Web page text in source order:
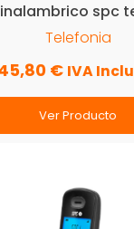
spc
Telefonia
€ IVA
Ver Producto